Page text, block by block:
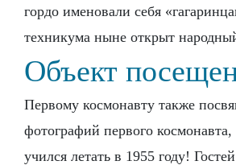
гордо именовали себя
техникума ныне открыт
Объект
Первому космонавту также
фотографий первого
учился летать в 1955 году!